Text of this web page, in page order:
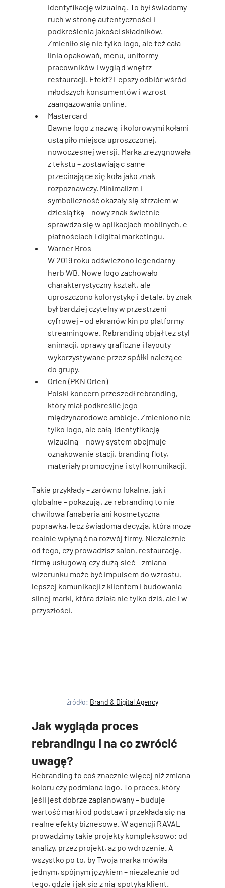
identyfikację wizualną. To był świadomy
ruch w stronę autentyczności i
podkreślenia jakości składników.
Zmieniło się nie tylko logo, ale też cała
linia opakowań, menu, uniformy
pracowników i wygląd wnętrz
restauracji. Efekt? Lepszy odbiór wśród
młodszych konsumentów i wzrost
zaangażowania online.
Mastercard
Dawne logo z nazwą i kolorowymi kołami
ustąpiło miejsca uproszczonej,
nowoczesnej wersji. Marka zrezygnowała
z tekstu – zostawiając same
przecinające się koła jako znak
rozpoznawczy. Minimalizm i
symboliczność okazały się strzałem w
dziesiątkę – nowy znak świetnie
sprawdza się w aplikacjach mobilnych, e-
płatnościach i digital marketingu.
Warner Bros
W 2019 roku odświeżono legendarny
herb WB. Nowe logo zachowało
charakterystyczny kształt, ale
uproszczono kolorystykę i detale, by znak
był bardziej czytelny w przestrzeni
cyfrowej – od ekranów kin po platformy
streamingowe. Rebranding objął też styl
animacji, oprawy graficzne i layouty
wykorzystywane przez spółki należące
do grupy.
Orlen (PKN Orlen)
Polski koncern przeszedł rebranding,
który miał podkreślić jego
międzynarodowe ambicje. Zmieniono nie
tylko logo, ale całą identyfikację
wizualną – nowy system obejmuje
oznakowanie stacji, branding floty,
materiały promocyjne i styl komunikacji.
Takie przykłady – zarówno lokalne, jak i
globalne – pokazują, że rebranding to nie
chwilowa fanaberia ani kosmetyczna
poprawka, lecz świadoma decyzja, która może
realnie wpłynąć na rozwój firmy. Niezależnie
od tego, czy prowadzisz salon, restaurację,
firmę usługową czy dużą sieć – zmiana
wizerunku może być impulsem do wzrostu,
lepszej komunikacji z klientem i budowania
silnej marki, która działa nie tylko dziś, ale i w
przyszłości.
źródło: Brand & Digital Agency
Jak wygląda proces
rebrandingu i na co zwrócić
uwagę?
Rebranding to coś znacznie więcej niż zmiana
koloru czy podmiana logo. To proces, który –
jeśli jest dobrze zaplanowany – buduje
wartość marki od podstaw i przekłada się na
realne efekty biznesowe . W agencji RAVAL
prowadzimy takie projekty kompleksowo: od
analizy, przez projekt, aż po wdrożenie. A
wszystko po to, by Twoja marka mówiła
jednym, spójnym językiem – niezależnie od
tego, gdzie i jak się z nią spotyka klient.